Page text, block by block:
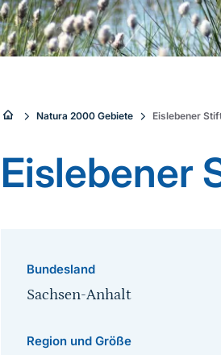
Sie
sind
hier:
Natura 2000 Gebiete Eislebener
Eislebener
Bundesland
Sachsen-Anhalt
Region und Größe